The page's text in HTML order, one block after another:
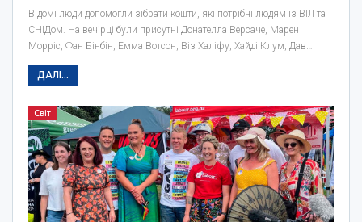
Відомі люди допомогли зібрати кошти, які потрібні людям із ВІЛ та
СНІДом. На вечірці були присутні Донателла Версаче, Марен
Морріс, Фан Бінбін, Емма Вотсон, Віз Халіфу, Хайді Клум, Дав…
ДАЛІ...
Світ